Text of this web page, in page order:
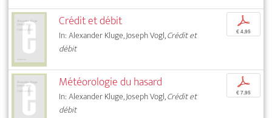
Crédit et débit
In: Alexander Kluge, Joseph Vogl,Crédit et
débit
p
€ 4,95
Météorologie du hasard
In: Alexander Kluge, Joseph Vogl,Crédit et
débit
p
€ 7,95